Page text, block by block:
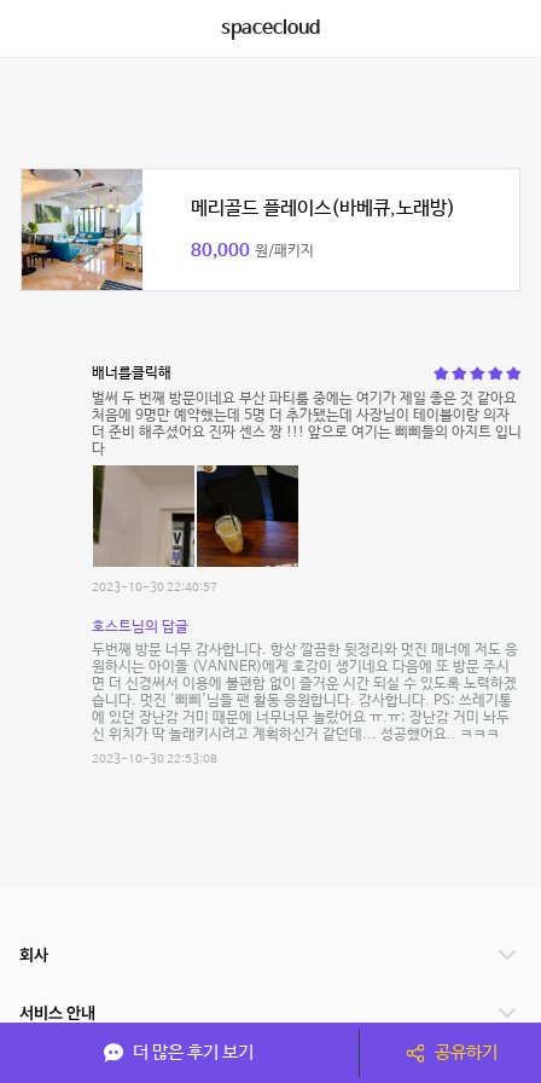
spacecloud
메리골드 플레이스(바베큐,노래방)
80,000 원/패키지
배너를클릭해
벌써 두 번째 방문이네요 부산 파티룸 중에는 여기가 제일 좋은 것 같아요
처음에 9명만 예약했는데 5명 더 추가됐는데 사장님이 테이블이랑 의자
더 준비 해주셨어요 진짜 센스 짱 !!! 앞으로 여기는 삐삐들의 아지트 입니
다
2023-10-30 22:40:57
호스트님의 답글
두번째 방문 너무 감사합니다. 항상 깔끔한 뒷정리와 멋진 매너에 저도 응
원하시는 아이돌 (VANNER)에게 호감이 생기네요 다음에 또 방문 주시
면 더 신경써서 이용에 불편함 없이 즐거운 시간 되실 수 있도록 노력하겠
습니다. 멋진 '삐삐'님들 팬 활동 응원합니다. 감사합니다. PS: 쓰레기통
에 있던 장난감 거미 때문에 너무너무 놀랐어요 ㅠ.ㅠ; 장난감 거미 놔두
신 위치가 딱 놀래키시려고 계획하신거 같던데... 성공했어요.. ㅋㅋㅋ
2023-10-30 22:53:08
더 많은 후기 보기 공유하기
회사
서비스 안내